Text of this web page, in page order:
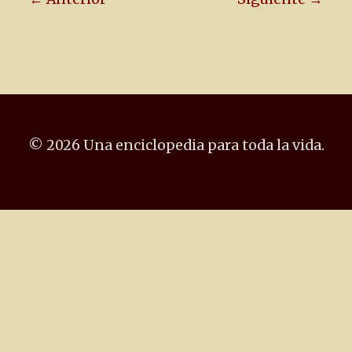
© 2026 Una enciclopedia para toda la vida.